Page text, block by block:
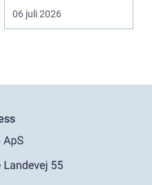
grus, slask, stark so...
06 juli 2026